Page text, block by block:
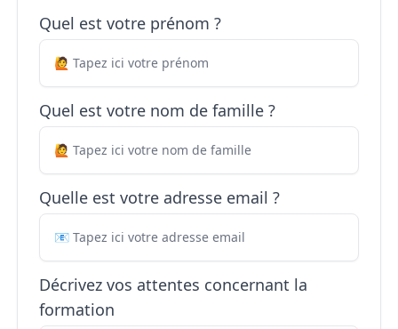
Quel est votre prénom ?
Quel est votre nom de famille ?
Quelle est votre adresse email ?
Décrivez vos attentes concernant la
formation